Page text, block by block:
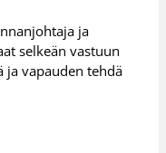
ja
selkeän vastuun
vapauden tehdä